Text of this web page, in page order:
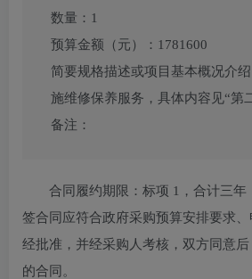
数量： 1
预算金额（元）： 1781600
简要规格描述或项目基本概况介绍
施维修保养服务，具体内容见“第
备注：
合同履约期限： 标项 1，合计三年
签合同应符合政府采购预算安排要求、
经批准，并经采购人考核，双方同意
的合同。